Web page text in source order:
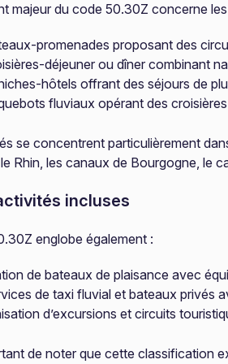
majeur du code 50.30Z concerne
promenades proposant des
déjeuner ou dîner combinant
hôtels offrant des séjours de
fluviaux opérant des
se concentrent particulièrement
le Rhin, les canaux de Bourgogne, le
incluses
englobe également :
de bateaux de plaisance avec
de taxi fluvial et bateaux privés
d’excursions et circuits
de noter que cette classification